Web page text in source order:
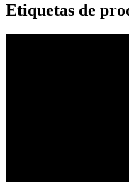
Etiquetas de